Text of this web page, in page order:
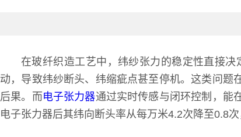
在玻纤织造工艺中，纬纱张力的稳定性直接
动，导致纬纱断头、纬缩疵点甚至停机。这类问
后果。而电子张力器通过实时传感与闭环控制，能
电子张力器后其纬向断头率从每万米4.2次降至0.8